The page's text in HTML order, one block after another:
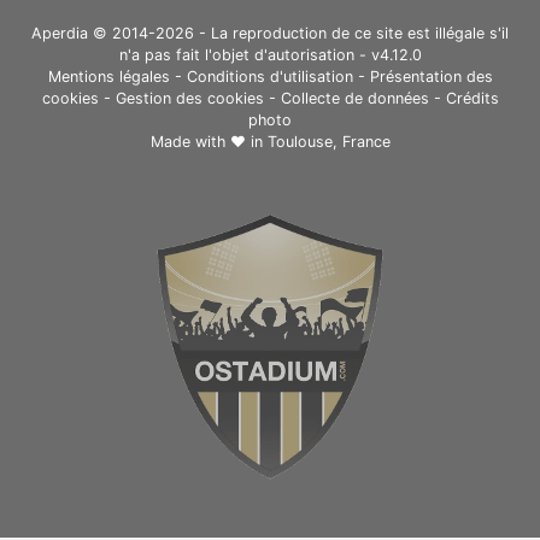
(https://www.ostadium.com/stadium/1623/chang-
international-circuit) | | 12 novembre | [flag:my] Grand
Prix de Malaisie | [Sepang International Circuit]
(https://www.ostadium.com/stadium/35/sepang-
international-circuit) | | 19 novembre | [flag:qa] Grand
Prix de la communauté valencienne | [Ricardo Tormo]
(https://www.ostadium.com/stadium/1828/circuit-de-la-
comunitat-valenciana-ricardo-tormo) |
Aperdia © 2014-2026 - La reproduction de ce site est illégale s'il
n'a pas fait l'objet d'autorisation - v4.12.0
Mentions légales - Conditions d'utilisation- Présentation des
cookies - Gestion des cookies - Collecte de données - Crédits
photo
Made with ❤ in Toulouse, France